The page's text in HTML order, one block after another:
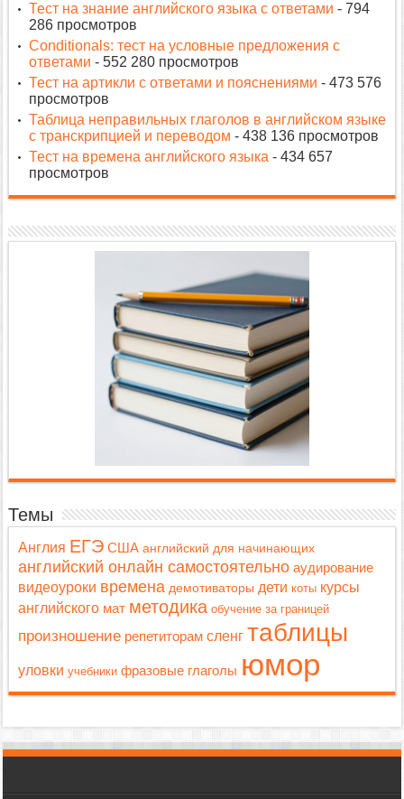
Тест на знание английского языка с ответами - 794
286 просмотров
Conditionals: тест на условные предложения с
ответами - 552 280 просмотров
Тест на артикли с ответами и пояснениями - 473 576
просмотров
Таблица неправильных глаголов в английском языке
с транскрипцией и переводом - 438 136 просмотров
Тест на времена английского языка - 434 657
просмотров
Темы
Англия ЕГЭ США английский для начинающих
английский онлайн самостоятельно аудирование
видеоуроки времена демотиваторы дети коты курсы
английского мат методика обучение за границей
произношение репетиторам сленг таблицы
уловки учебники фразовые глаголы юмор